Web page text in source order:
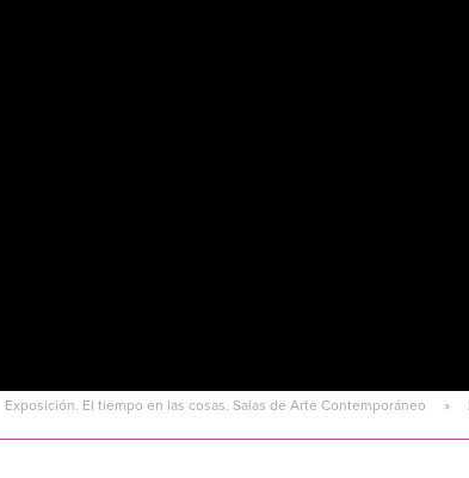
Exposición. El tiempo en las cosas. Salas de Arte Contemporáneo